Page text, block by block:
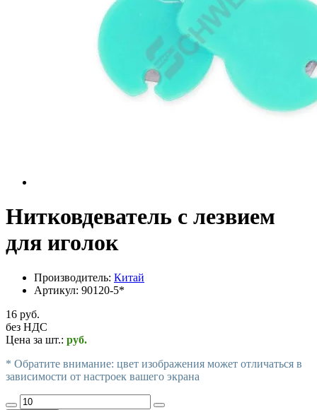
Нитковдеватель с лезвием
для иголок
Производитель: Китай
Артикул: 90120-5*
16 руб.
без НДС
Цена за шт.: руб.
* Обратите внимание: цвет изображения может отличаться в
зависимости от настроек вашего экрана